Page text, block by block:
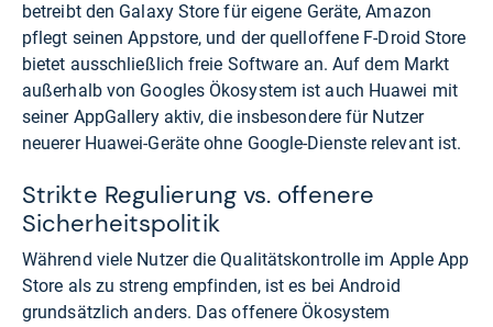
betreibt den Galaxy Store für eigene Geräte, Amazon
pflegt seinen Appstore, und der quelloffene F-Droid Store
bietet ausschließlich freie Software an. Auf dem Markt
außerhalb von Googles Ökosystem ist auch Huawei mit
seiner AppGallery aktiv, die insbesondere für Nutzer
neuerer Huawei-Geräte ohne Google-Dienste relevant ist.
Strikte Regulierung vs. offenere
Sicherheitspolitik
Während viele Nutzer die Qualitätskontrolle im Apple App
Store als zu streng empfinden, ist es bei Android
grundsätzlich anders. Das offenere Ökosystem